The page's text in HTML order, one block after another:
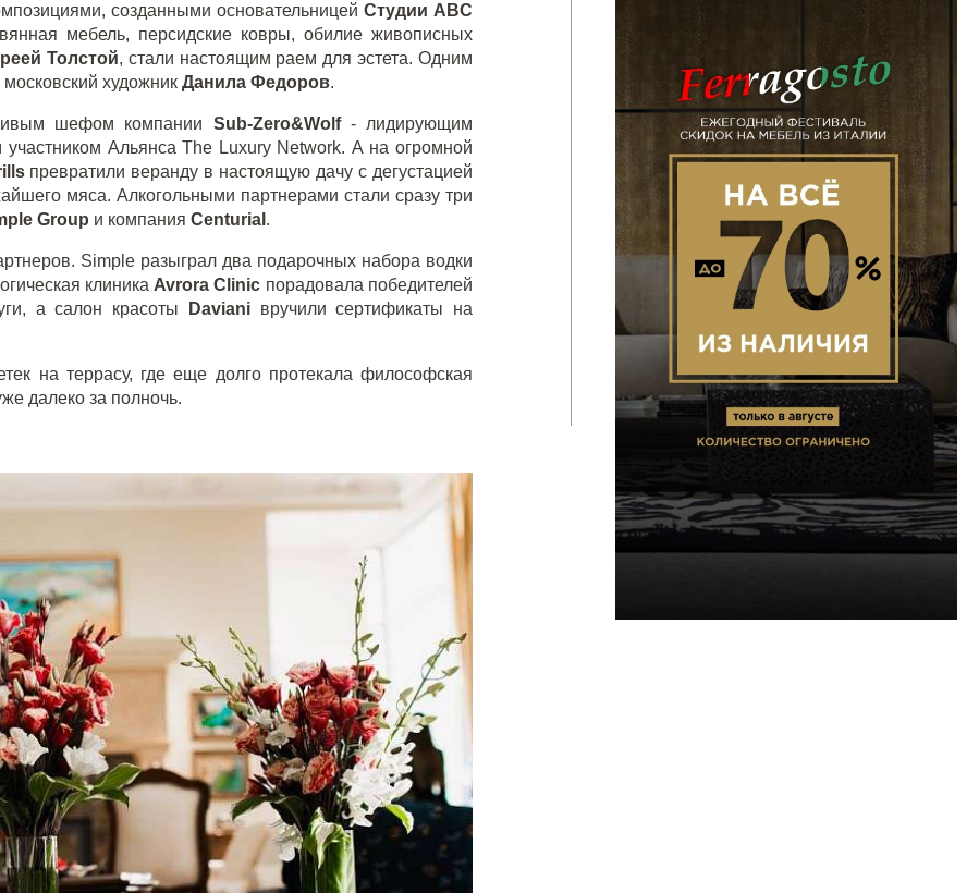
созданными основательницей Студии ABC
мебель, персидские ковры, обилие живописных
Толстой, стали настоящим раем для эстета. Одним
художник Данила Федоров.
шефом компании Sub-Zero&Wolf- лидирующим
Альянса The Luxury Network. А на огромной
превратили веранду в настоящую дачу с дегустацией
мяса. Алкогольными партнерами стали сразу три
Group и компания Centurial .
Simple разыграл два подарочных набора водки
клиника Avrora Clinic порадовала победителей
а салон красоты
Davianiвручили сертификаты на
на террасу, где еще долго протекала философская
далеко за полночь.